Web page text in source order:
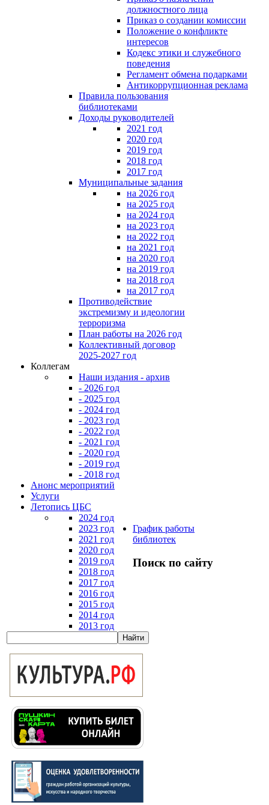
должностного лица
Приказ о создании комиссии
Положение о конфликте
интересов
Кодекс этики и служебного
поведения
Регламент обмена подарками
Антикоррупционная реклама
Правила пользования
библиотеками
Доходы руководителей
2021 год
2020 год
2019 год
2018 год
2017 год
Муниципальные задания
на 2026 год
на 2025 год
на 2024 год
на 2023 год
на 2022 год
на 2021 год
на 2020 год
на 2019 год
на 2018 год
на 2017 год
Противодействие
экстремизму и идеологии
терроризма
План работы на 2026 год
Коллективный договор
2025-2027 год
Коллегам
Наши издания - архив
- 2026 год
- 2025 год
- 2024 год
- 2023 год
- 2022 год
- 2021 год
- 2020 год
- 2019 год
- 2018 год
Анонс мероприятий
Услуги
Летопись ЦБС
2024 год
2023 год
2021 год
2020 год
2019 год
2018 год
2017 год
2016 год
2015 год
2014 год
2013 год
График работы
библиотек
Поиск по сайту